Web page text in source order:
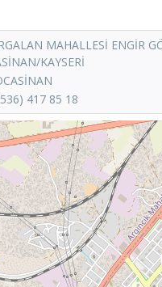
MAHALLESİ ENGİR
KAYSERİ
417 85 18